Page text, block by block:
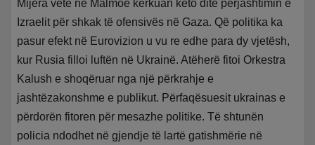
Mijëra vetë në Malmoe kërkuan këto ditë përjashtimin e
Izraelit për shkak të ofensivës në Gaza. Që politika ka
pasur efekt në Eurovizion u vu re edhe para dy vjetësh,
kur Rusia filloi luftën në Ukrainë. Atëherë fitoi Orkestra
Kalush e shoqëruar nga një përkrahje e
jashtëzakonshme e publikut. Përfaqësuesit ukrainas e
përdorën fitoren për mesazhe politike. Të shtunën
policia ndodhet në gjendje të lartë gatishmërie në